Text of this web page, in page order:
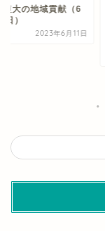
短大の地域貢献（6
日）
2023年6月11日